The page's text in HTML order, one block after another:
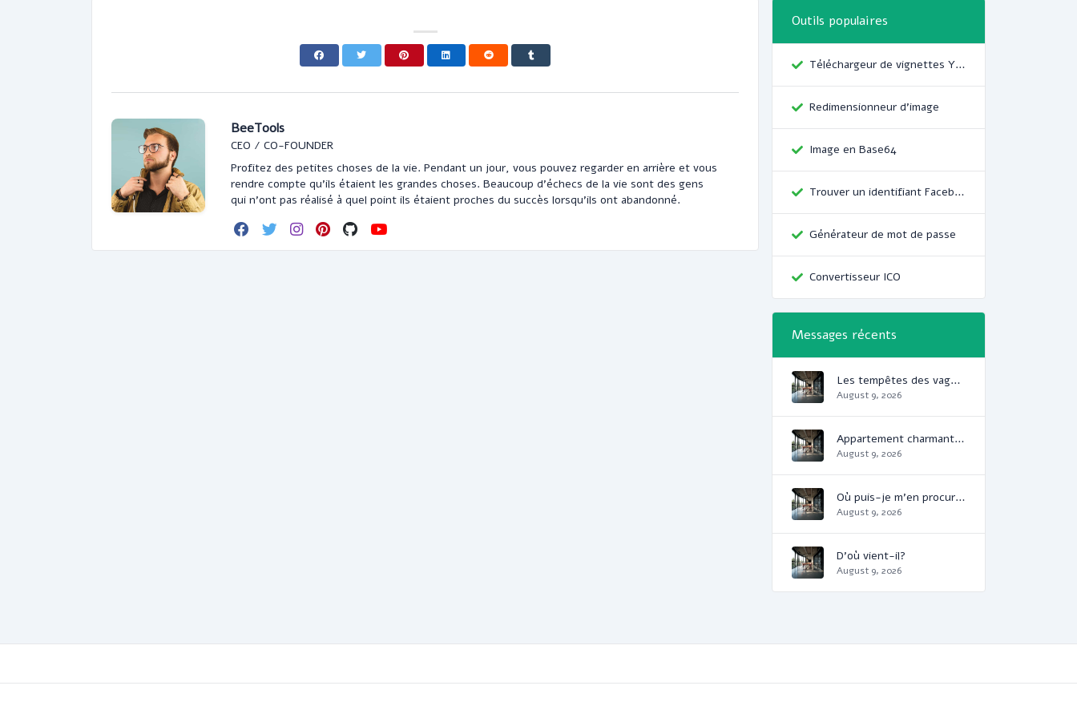
BeeTools
CEO / CO-FOUNDER
Profitez des petites choses de la vie. Pendant un jour, vous pouvez regarder en arrière et vous
rendre compte qu'ils étaient les grandes choses. Beaucoup d'échecs de la vie sont des gens
qui n'ont pas réalisé à quel point ils étaient proches du succès lorsqu'ils ont abandonné.
Outils populaires
Téléchargeur de vignettes YouTube
Redimensionneur d'image
Image en Base64
Trouver un identifiant Facebook
Générateur de mot de passe
Convertisseur ICO
Messages récents
Les tempêtes des vagues
August 9, 2026
Appartement charmant et confortable
August 9, 2026
Où puis-je m'en procurer?
August 9, 2026
D'où vient-il?
August 9, 2026